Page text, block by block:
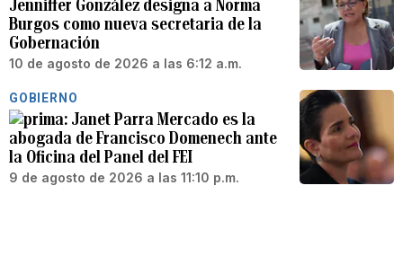
Jenniffer González designa a Norma
Burgos como nueva secretaria de la
Gobernación
10 de agosto de 2026 a las 6:12 a.m.
GOBIERNO
Janet Parra Mercado es la
abogada de Francisco Domenech ante
la Oficina del Panel del FEI
9 de agosto de 2026 a las 11:10 p.m.